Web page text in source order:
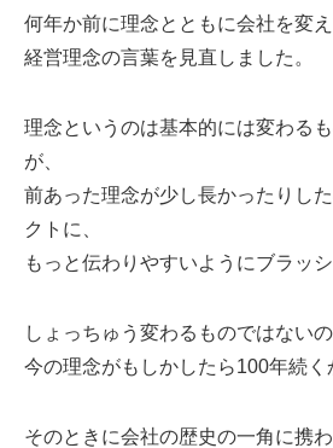
いて リフティング認
定とは？
肌改善のプロと
は？
何年か前に理念とともに会社を変
経営理念の言葉を見直しました。
理念というのは基本的には変わる
が、
前あった理念が少し長かったりし
クトに、
もっと伝わりやすいようにブラッ
しょっちゅう変わるものではないの
今の理念がもしかしたら100年続く
そのときに会社の歴史の一角に携